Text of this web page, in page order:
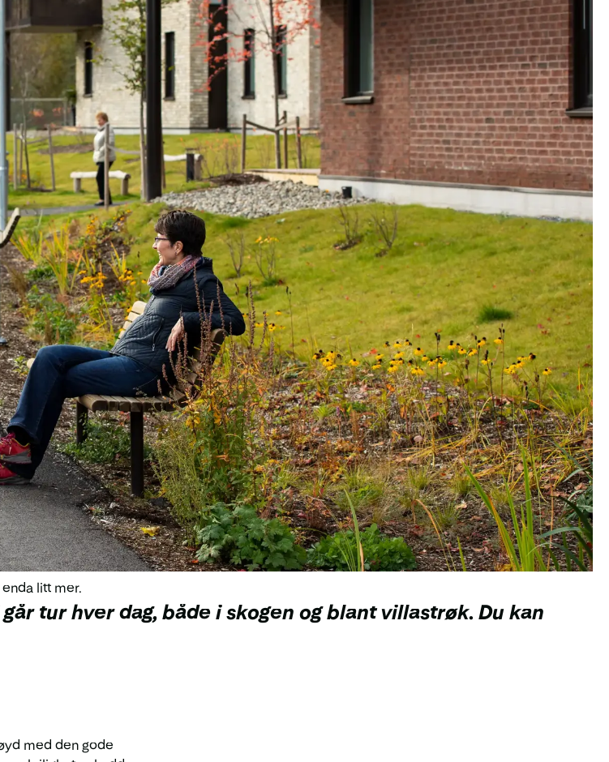
litt mer.
tur hver dag, både i skogen og blant villastrøk. Du kan
med den gode